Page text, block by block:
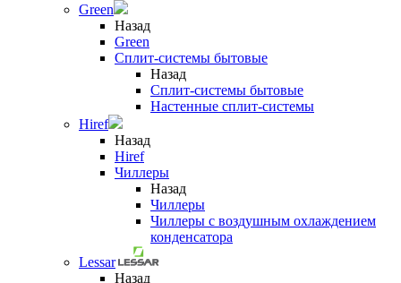
Green
Назад
Green
Сплит-системы бытовые
Назад
Сплит-системы бытовые
Настенные сплит-системы
Hiref
Назад
Hiref
Чиллеры
Назад
Чиллеры
Чиллеры с воздушным охлаждением
конденсатора
Lessar
Назад